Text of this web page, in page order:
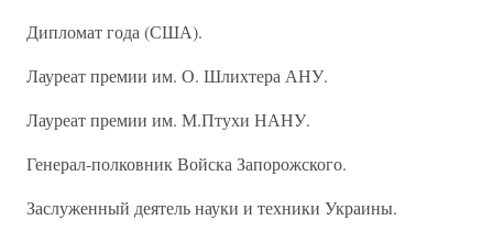
Дипломат года (США).
Лауреат премии им. О. Шлихтера АНУ.
Лауреат премии им. М.Птухи НАНУ.
Генерал-полковник Войска Запорожского.
Заслуженный деятель науки и техники Украины.